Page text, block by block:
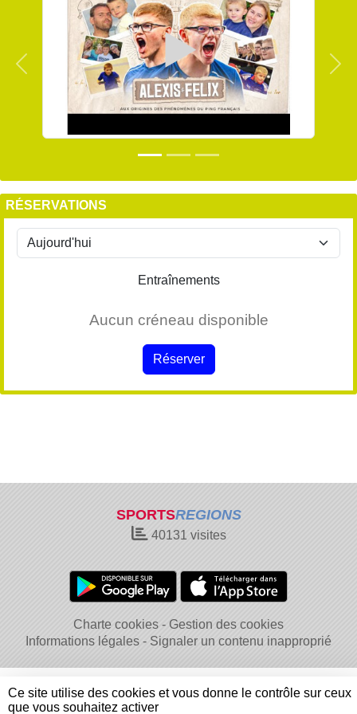
Précedent
RÉSERVATIONS
Entraînements
Aucun créneau disponible
Réserver
SPORTSREGIONS
40131 visites
Charte cookies
Gestion des cookies
Informations légales
Signaler un contenu inapproprié
Ce site utilise des cookies et vous donne le contrôle sur ceux
que vous souhaitez activer